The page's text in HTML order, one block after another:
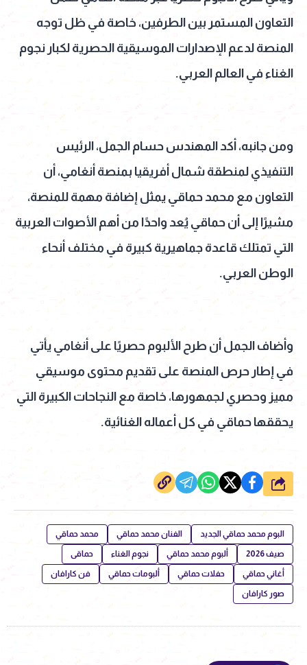
التعاون المستمر بين الطرفين، خاصة في ظل توجه
المنصة لدعم الإصدارات الموسيقية الحصرية لكبار نجوم
الغناء في العالم العربي.
ومن جانبه، أكد المهندس حسام الجمل، الرئيس
التنفيذي لمنطقة شمال أفريقيا بمنصة أنغامي، أن
التعاون مع محمد حماقي يمثل إضافة مهمة للمنصة،
مشيرًا إلى أن حماقي يُعد واحدًا من أهم الأصوات العربية
التي تمتلك قاعدة جماهيرية كبيرة في مختلف أنحاء
الوطن العربي.
وأضاف الجمل أن طرح الألبوم حصريًا على أنغامي يأتي
في إطار حرص المنصة على تقديم محتوى موسيقي
مميز وحصري لجمهورها، خاصة مع النجاحات الكبيرة التي
يحققها حماقي في كل أعماله الغنائية.
شارك
البوم محمد حماقي الجديد الفنان محمد حماقي محمد حماقي
صيف 2026 ألبوم محمد حماقي نجوم الغناء حماقى
أغاني حماقي حفلات حماقي ألبومات حماقي فن كارافان
صور كارافان